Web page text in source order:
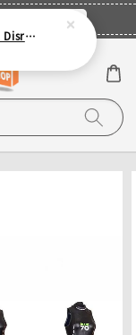
立即登入
【INCYLENCE】跑步運動機能襪 Disrupts Black